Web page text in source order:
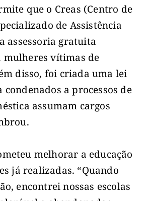
que o Creas (Centro de
de Assistência
assessoria gratuita
mulheres vítimas de
disso, foi criada uma lei
condenados a processos de
assumam cargos
melhorar a educação
já realizadas. “Quando
encontrei nossas escolas